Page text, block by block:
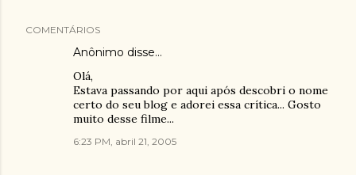
COMENTÁRIOS
Anônimo disse…
Olá,
Estava passando por aqui após descobri o nome
certo do seu blog e adorei essa crítica... Gosto
muito desse filme...
6:23 PM, abril 21, 2005